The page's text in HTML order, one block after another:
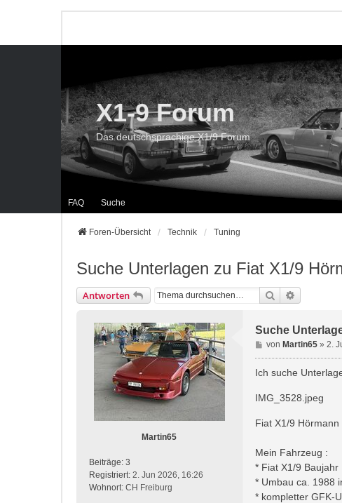
FAQ Suche
X1-9 Forum
Das deutschsprachige X1/9 Forum
Foren-Übersicht Technik Tuning
Suche Unterlagen zu Fiat X1/9
Antworten Suche
Martin65
Beiträge: 3
Registriert: 2. Jun 2026, 16:26
Wohnort: CH Freiburg
Suche
B
e
i
r
g
von Martin65» 2.
Ich suche
IMG_3528.jpeg
Fiat X1/9
Mein Fahrzeug :
* Fiat X1/9 Baujahr
* Umbau ca. 1988
* kompletter GFK-